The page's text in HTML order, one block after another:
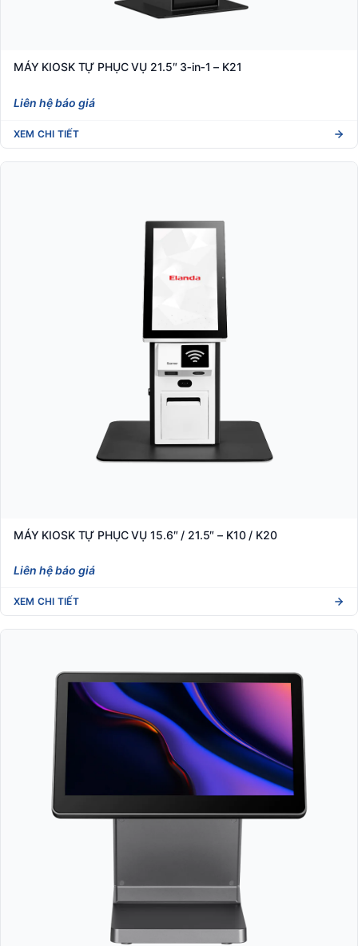
MÁY KIOSK TỰ PHỤC VỤ 21.5″ 3‑in‑1 – K21
Liên hệ báo giá
XEM CHI TIẾT
MÁY KIOSK TỰ PHỤC VỤ 15.6″ / 21.5″ – K10 / K20
Liên hệ báo giá
XEM CHI TIẾT